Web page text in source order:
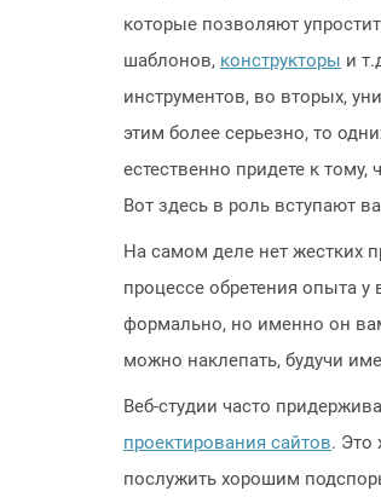
которые позволяют
шаблонов, конструкторы и
инструментов, во вторых,
этим более серьезно, то
естественно придете к
Вот здесь в роль вступают
На самом деле нет жестких
процессе обретения опыта у
формально, но именно он
можно наклепать, будучи
Веб-студии часто
проектирования сайтов. Это
послужить хорошим